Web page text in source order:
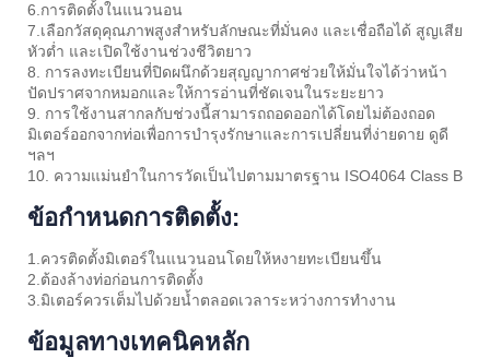
6.การติดตั้งในแนวนอน
7.เลือกวัสดุคุณภาพสูงสำหรับลักษณะที่มั่นคง และเชื่อถือได้ สูญเสีย
หัวต่ำ และเปิดใช้งานช่วงชีวิตยาว
8. การลงทะเบียนที่ปิดผนึกด้วยสุญญากาศช่วยให้มั่นใจได้ว่าหน้า
ปัดปราศจากหมอกและให้การอ่านที่ชัดเจนในระยะยาว
9. การใช้งานสากลกับช่วงนี้สามารถถอดออกได้โดยไม่ต้องถอด
มิเตอร์ออกจากท่อเพื่อการบำรุงรักษาและการเปลี่ยนที่ง่ายดาย ดูดี
ฯลฯ
10. ความแม่นยำในการวัดเป็นไปตามมาตรฐาน ISO4064 Class B
ข้อกำหนดการติดตั้ง:
1.ควรติดตั้งมิเตอร์ในแนวนอนโดยให้หงายทะเบียนขึ้น
2.ต้องล้างท่อก่อนการติดตั้ง
3.มิเตอร์ควรเต็มไปด้วยน้ำตลอดเวลาระหว่างการทำงาน
ข้อมูลทางเทคนิคหลัก